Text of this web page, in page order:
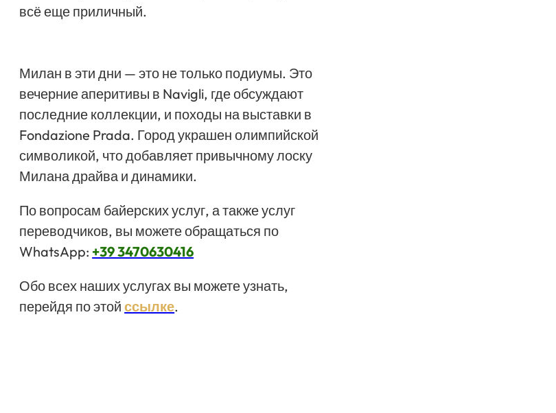
всё еще приличный.
Милан в эти дни — это не только подиумы. Это
вечерние аперитивы в Navigli, где обсуждают
последние коллекции, и походы на выставки в
Fondazione Prada. Город украшен олимпийской
символикой, что добавляет привычному лоску
Милана драйва и динамики.
По вопросам байерских услуг, а также услуг
переводчиков, вы можете обращаться по
WhatsApp: +39 3470630416
Обо всех наших услугах вы можете узнать,
перейдя по этойссылке.